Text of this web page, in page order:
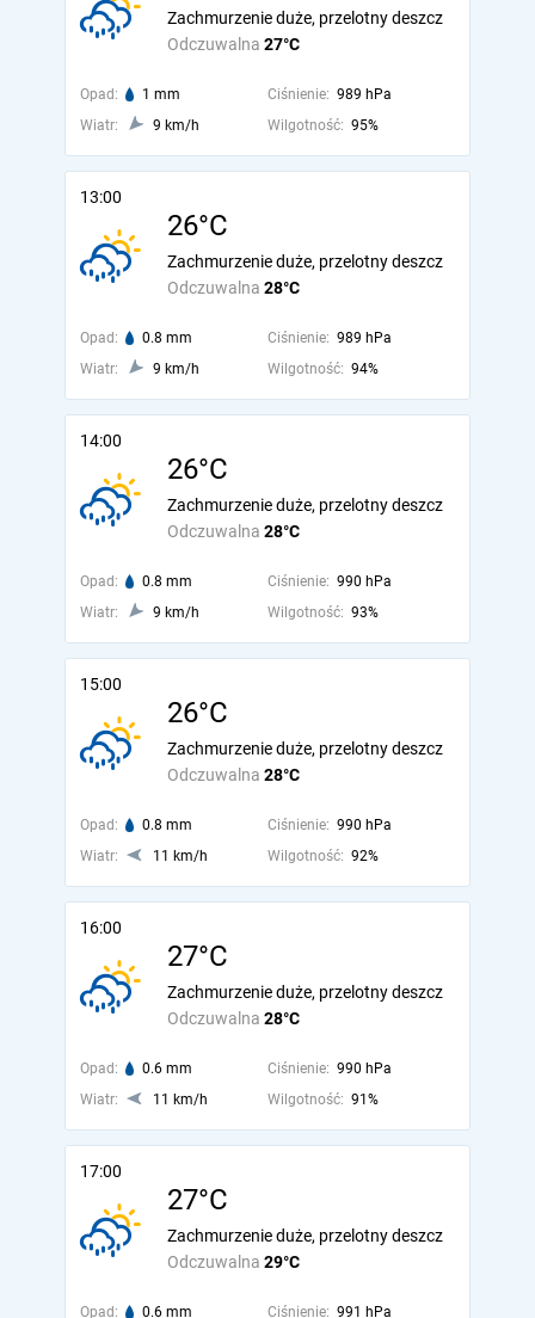
Odczuwalna 27°C
Zachmurzenie duże, przelotny deszcz
Opad: 1 mm Ciśnienie: 989 hPa
Wiatr:
9 km/h Wilgotność: 95%
13:00
26°C
Odczuwalna 28°C
Zachmurzenie duże, przelotny deszcz
Opad: 0.8 mm Ciśnienie: 989 hPa
Wiatr:
9 km/h Wilgotność: 94%
14:00
26°C
Odczuwalna 28°C
Zachmurzenie duże, przelotny deszcz
Opad: 0.8 mm Ciśnienie: 990 hPa
Wiatr:
9 km/h Wilgotność: 93%
15:00
26°C
Odczuwalna 28°C
Zachmurzenie duże, przelotny deszcz
Opad: 0.8 mm Ciśnienie: 990 hPa
Wiatr:
11 km/h Wilgotność: 92%
16:00
27°C
Odczuwalna 28°C
Zachmurzenie duże, przelotny deszcz
Opad: 0.6 mm Ciśnienie: 990 hPa
Wiatr:
11 km/h Wilgotność: 91%
17:00
27°C
Odczuwalna 29°C
Zachmurzenie duże, przelotny deszcz
Opad: 0.6 mm Ciśnienie: 991 hPa